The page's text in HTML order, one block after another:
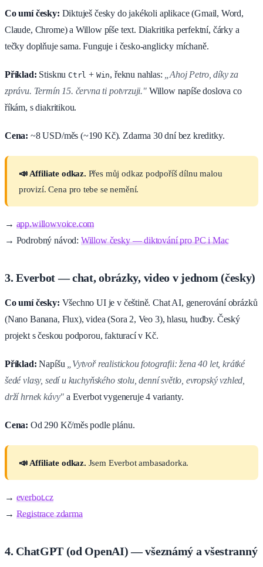
Co umí česky: Diktuješ česky do jakékoli aplikace (Gmail, Word,
Claude, Chrome) a Willow píše text. Diakritika perfektní, čárky a
tečky doplňuje sama. Funguje i česko-anglicky míchaně.
Příklad: Stisknu Ctrl + Win, řeknu nahlas:
„Ahoj Petro, díky za
zprávu. Termín 15. června ti potvrzuji."Willow napíše doslova co
říkám, s diakritikou.
Cena: ~8 USD/měs (~190 Kč). Zdarma 30 dní bez kreditky.
📣 Affiliate odkaz. Přes můj odkaz podpoříš dílnu malou
provizí. Cena pro tebe se nemění.
→ app.willowvoice.com
→ Podrobný návod: Willow česky — diktování pro PC i Mac
3. Everbot — chat, obrázky, video v jednom (česky)
Co umí česky: Všechno UI je v češtině. Chat AI, generování obrázků
(Nano Banana, Flux), videa (Sora 2, Veo 3), hlasu, hudby. Český
projekt s českou podporou, fakturací v Kč.
Příklad: Napíšu
„Vytvoř realistickou fotografii: žena 40 let, krátké
šedé vlasy, sedí u kuchyňského stolu, denní světlo, evropský vzhled,
drží hrnek kávy" a Everbot vygeneruje 4 varianty.
Cena: Od 290 Kč/měs podle plánu.
📣 Affiliate odkaz. Jsem Everbot ambasadorka.
→ everbot.cz
→ Registrace zdarma
4. ChatGPT (od OpenAI) — všeznámý a všestranný